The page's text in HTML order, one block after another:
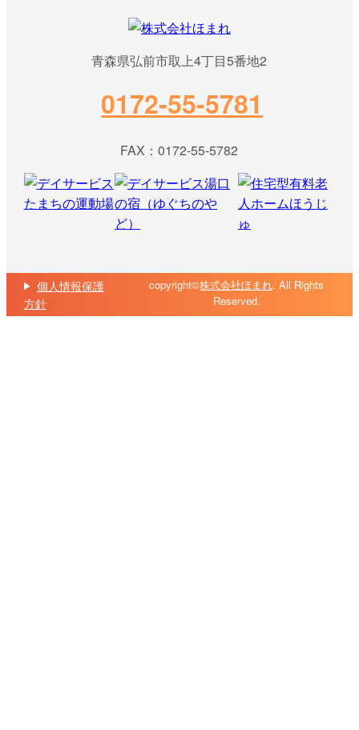
青森県弘前市取上4丁目5番地2
0172-55-5781
FAX：0172-55-5782
個人情報保護
方針
copyright©株式会社ほまれ. All Rights
Reserved.